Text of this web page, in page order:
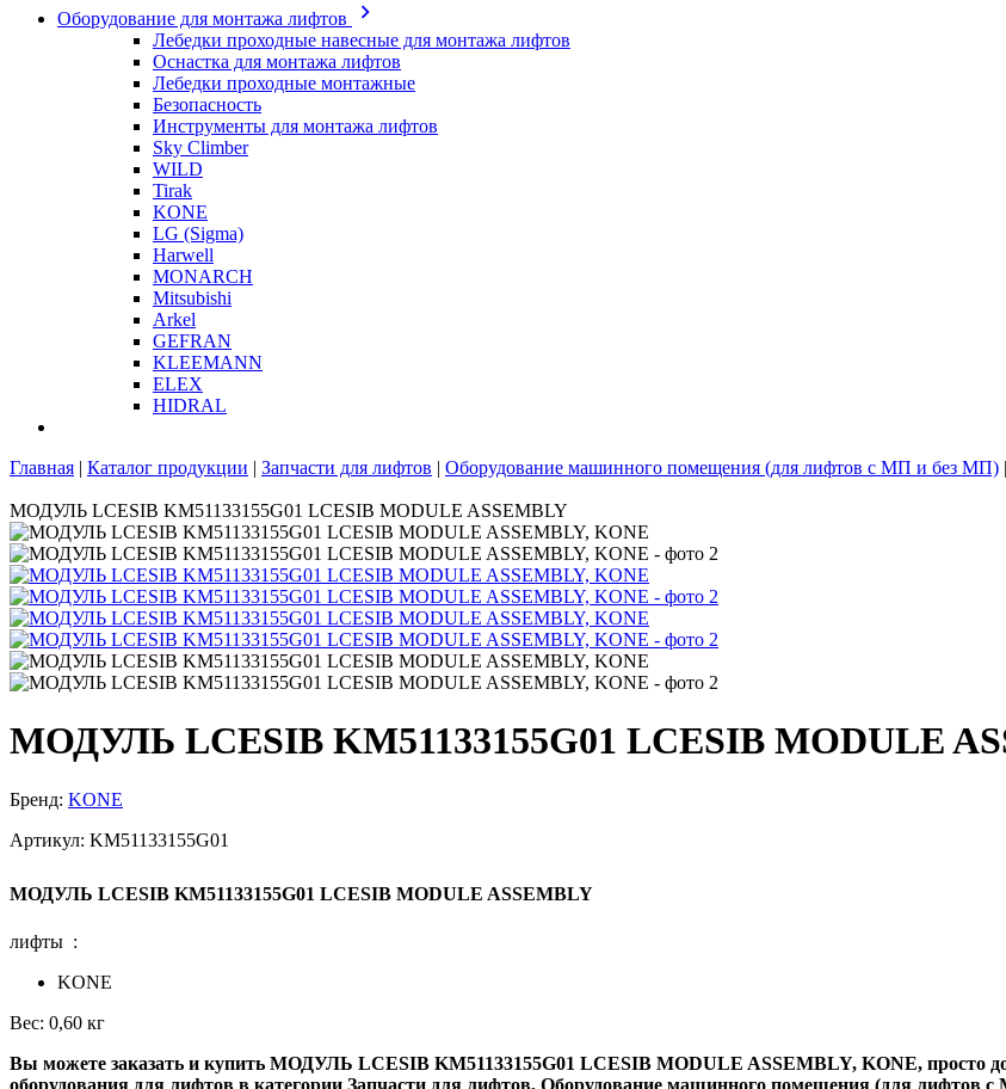
Оборудование для монтажа лифтов
Лебедки проходные навесные для монтажа лифтов
Оснастка для монтажа лифтов
Лебедки проходные монтажные
Безопасность
Инструменты для монтажа лифтов
Sky Climber
WILD
Tirak
KONE
LG (Sigma)
Harwell
MONARCH
Mitsubishi
Arkel
GEFRAN
KLEEMANN
ELEX
HIDRAL
Главная | Каталог продукции | Запчасти для лифтов | Оборудование машинного помещения (для лифтов с МП и без МП) |
МОДУЛЬ LCESIB KM51133155G01 LCESIB MODULE ASSEMBLY
МОДУЛЬ LCESIB KM51133155G01 LCESIB MODULE
Бренд: KONE
Артикул: KM51133155G01
МОДУЛЬ LCESIB KM51133155G01 LCESIB MODULE ASSEMBLY
лифты :
KONE
Вес: 0,60 кг
Вы можете заказать и купить МОДУЛЬ LCESIB KM51133155G01 LCESIB MODULE ASSEMBLY, KONE, просто
оборудования для лифтов в категории Запчасти для лифтов, Оборудование машинного помещения (для лифтов